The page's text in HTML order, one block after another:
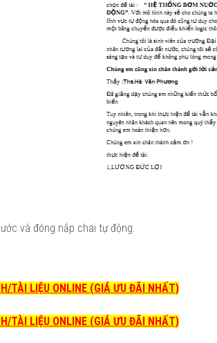
và đóng nắp chai tự động.
TÀI LIỆU ONLINE (GIÁ ƯU ĐÃI NHẤT)
TÀI LIỆU ONLINE (GIÁ ƯU ĐÃI NHẤT)